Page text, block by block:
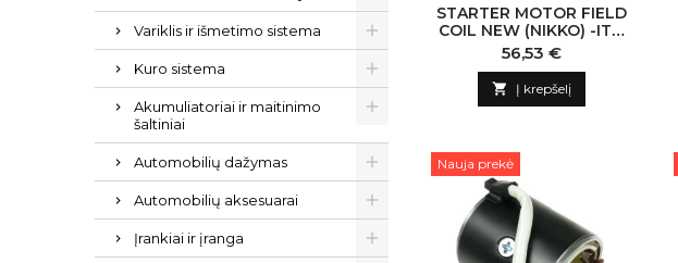
Variklis ir išmetimo sistema
Kuro sistema
Akumuliatoriai ir maitinimo
šaltiniai
Automobilių dažymas
Automobilių aksesuarai
Įrankiai ir įranga
STARTER MOTOR FIELD
COIL NEW (NIKKO) -ITO
N132529 NIKKO-CN
Kaina
56,53 €
 Į krepšelį
Nauja prekė